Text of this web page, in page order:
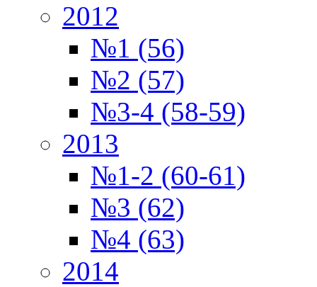
2012
№1 (56)
№2 (57)
№3-4 (58-59)
2013
№1-2 (60-61)
№3 (62)
№4 (63)
2014